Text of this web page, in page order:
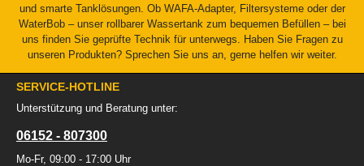
und smarte Tanklösungen. Ob WAFA-Adapter, Filtersysteme oder der
WaterBob – unser rollbarer Wassertank zum bequemen Befüllen – bei
uns finden Sie geprüfte Technik für unterwegs. Haben Sie Fragen zu
unseren Produkten? Sprechen Sie uns an, gerne helfen wir weiter.
SERVICE-HOTLINE
Unterstützung und Beratung unter:
06152 - 807300
Mo-Fr, 09:00 - 17:00 Uhr